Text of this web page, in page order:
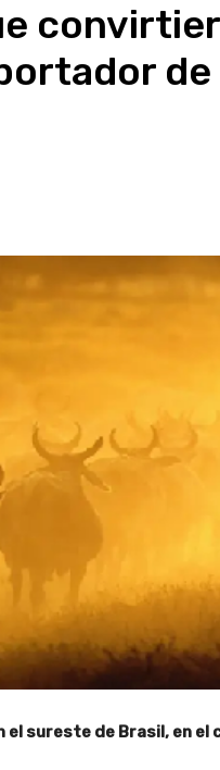
el sureste de Brasil, en el